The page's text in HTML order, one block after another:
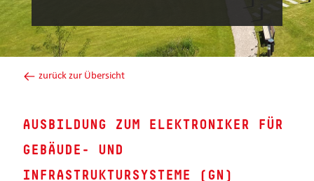
zurück zur Übersicht
AUSBILDUNG ZUM ELEKTRONIKER FÜR
GEBÄUDE- UND
INFRASTRUKTURSYSTEME (GN)